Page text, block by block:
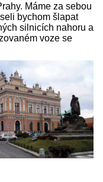
Máme za sebou
bychom šlapat
silnicích nahoru a
voze se